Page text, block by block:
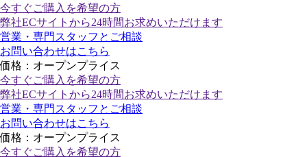
今すぐご購入 を希望の方
弊社ECサイトから24時間お求めいただけます
営業・専門スタッフとご相談
お問い合わせはこちら
価格：オープンプライス
今すぐご購入 を希望の方
弊社ECサイトから24時間お求めいただけます
営業・専門スタッフとご相談
お問い合わせはこちら
価格：オープンプライス
今すぐご購入 を希望の方